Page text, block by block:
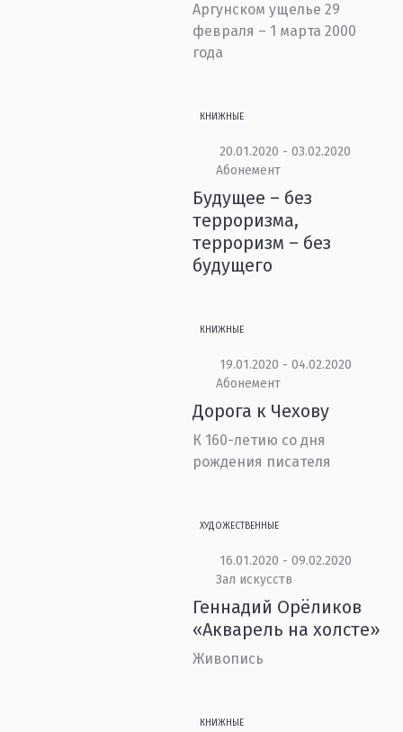
Аргунском ущелье 29
февраля – 1 марта 2000
года
КНИЖНЫЕ
20.01.2020 - 03.02.2020
Абонемент
Будущее – без
терроризма,
терроризм – без
будущего
КНИЖНЫЕ
19.01.2020 - 04.02.2020
Абонемент
Дорога к Чехову
К 160-летию со дня
рождения писателя
ХУДОЖЕСТВЕННЫЕ
16.01.2020 - 09.02.2020
Зал искусств
Геннадий Орёликов
«Акварель на холсте»
Живопись
КНИЖНЫЕ